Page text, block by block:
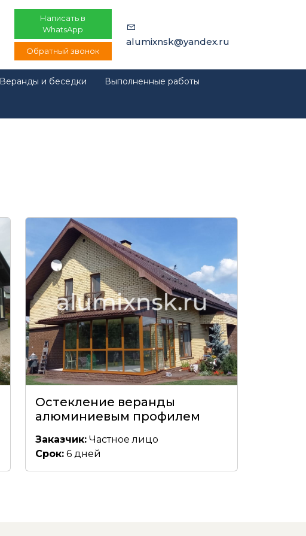
Написать в
WhatsApp
Обратный звонок
alumixnsk@yandex.ru
Веранды и беседки Выполненные работы
Остекление веранды
алюминиевым профилем
Заказчик: Частное лицо
Срок: 6 дней